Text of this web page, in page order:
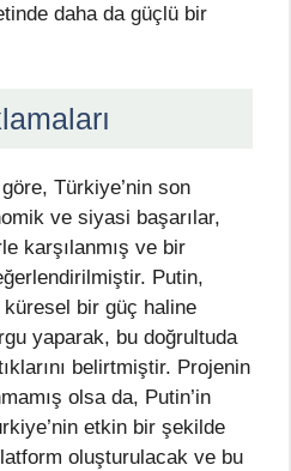
daha da güçlü bir
göre, Türkiye’nin son
ve siyasi başarılar,
karşılanmış ve bir
Putin,
bir güç haline
yaparak, bu doğrultuda
belirtmiştir. Projenin
olsa da, Putin’in
etkin bir şekilde
oluşturulacak ve bu